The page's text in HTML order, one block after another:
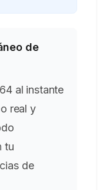
de
al instante
real y
tu
de